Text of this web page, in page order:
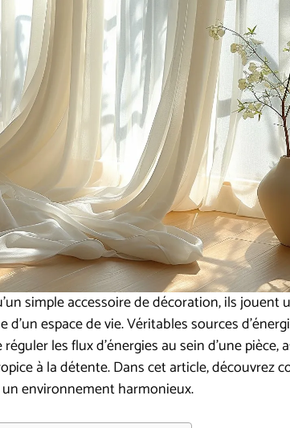
simple accessoire de décoration, ils jouent
d’un espace de vie. Véritables sources
les flux d’énergies au sein d’une pièce,
à la détente. Dans cet article, découvrez
environnement harmonieux.